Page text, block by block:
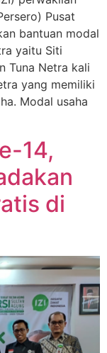
Pusat
bantuan modal
yaitu Siti
Tuna Netra kali
yang memiliki
Modal usaha
14,
di